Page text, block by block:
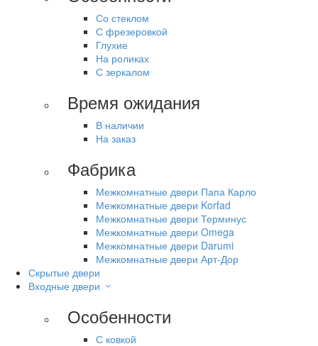
Со стеклом
С фрезеровкой
Глухие
На роликах
С зеркалом
Время ожидания
В наличии
На заказ
Фабрика
Межкомнатные двери Папа Карло
Межкомнатные двери Korfad
Межкомнатные двери Терминус
Межкомнатные двери Omega
Межкомнатные двери Darumi
Межкомнатные двери Арт-Дор
Скрытые двери
Входные двери
Особенности
С ковкой